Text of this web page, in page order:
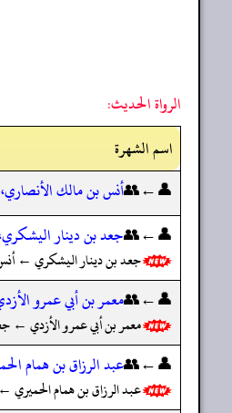
الرواة الحديث:
اسم الشهرة
👤←👥أنس بن مالك الأنصاري،
👤←👥جعد بن دينار
جعد بن دينار اليشكري ←
👤←👥معمر بن أبي عمرو
معمر بن أبي عمرو الأزدي ←
👤←👥عبد الرزاق بن همام
عبد الرزاق بن همام الحميري